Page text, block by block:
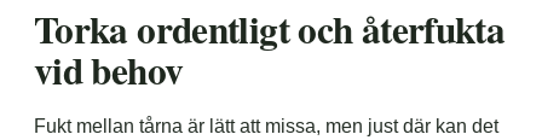
Torka ordentligt och återfukta
vid behov
Fukt mellan tårna är lätt att missa, men just där kan det